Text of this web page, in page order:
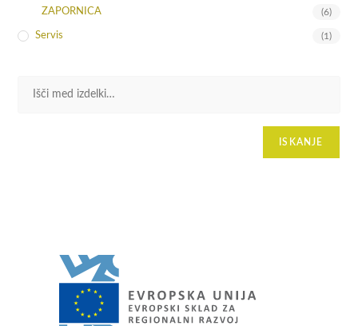
ZAPORNICA (6)
Servis (1)
ISKANJE